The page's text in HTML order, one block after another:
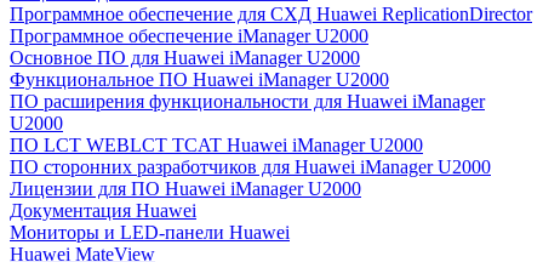
Программное обеспечение для СХД Huawei ReplicationDirector
Программное обеспечение iManager U2000
Основное ПО для Huawei iManager U2000
Функциональное ПО Huawei iManager U2000
ПО расширения функциональности для Huawei iManager
U2000
ПО LCT WEBLCT TCAT Huawei iManager U2000
ПО сторонних разработчиков для Huawei iManager U2000
Лицензии для ПО Huawei iManager U2000
Документация Huawei
Мониторы и LED-панели Huawei
Huawei MateView